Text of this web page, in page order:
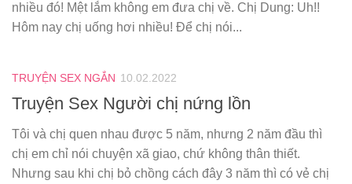
nhiều đó! Mệt lắm không em đưa chị về. Chị Dung: Uh!!
Hôm nay chị uống hơi nhiều! Để chị nói...
TRUYỆN SEX NGẮN 10.02.2022
Truyện Sex Người chị nứng lồn
Tôi và chị quen nhau được 5 năm, nhưng 2 năm đầu thì
chị em chỉ nói chuyện xã giao, chứ không thân thiết.
Nhưng sau khi chị bỏ chồng cách đây 3 năm thì có vẻ chị